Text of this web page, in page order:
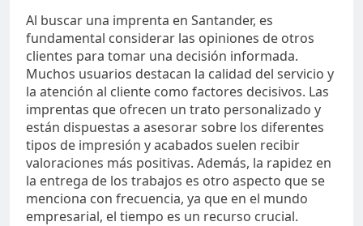
Al buscar una imprenta en Santander, es
fundamental considerar las opiniones de otros
clientes para tomar una decisión informada.
Muchos usuarios destacan la calidad del servicio y
la atención al cliente como factores decisivos. Las
imprentas que ofrecen un trato personalizado y
están dispuestas a asesorar sobre los diferentes
tipos de impresión y acabados suelen recibir
valoraciones más positivas. Además, la rapidez en
la entrega de los trabajos es otro aspecto que se
menciona con frecuencia, ya que en el mundo
empresarial, el tiempo es un recurso crucial.